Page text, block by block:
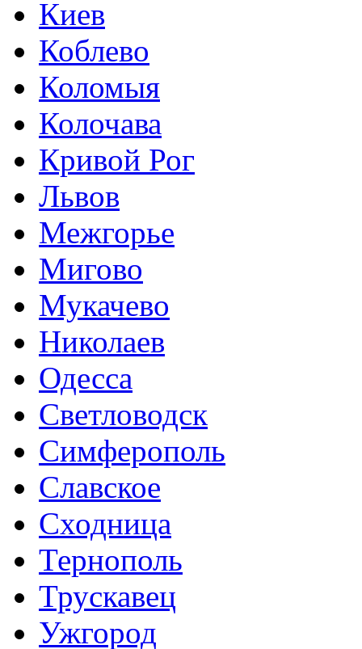
Киев
Коблево
Коломыя
Колочава
Кривой Рог
Львов
Межгорье
Мигово
Мукачево
Николаев
Одесса
Светловодск
Симферополь
Славское
Сходница
Тернополь
Трускавец
Ужгород